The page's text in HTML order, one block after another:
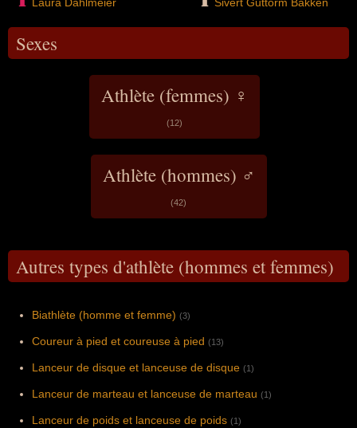
Sexes
Athlète (femmes) ♀
(12)
Athlète (hommes) ♂
(42)
Autres types d'athlète (hommes et femmes)
Biathlète (homme et femme) (3)
Coureur à pied et coureuse à pied (13)
Lanceur de disque et lanceuse de disque (1)
Lanceur de marteau et lanceuse de marteau (1)
Lanceur de poids et lanceuse de poids (1)